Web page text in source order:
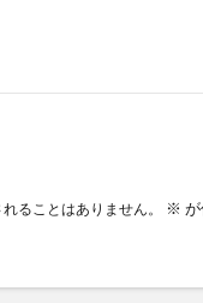
ることはありません。 ※